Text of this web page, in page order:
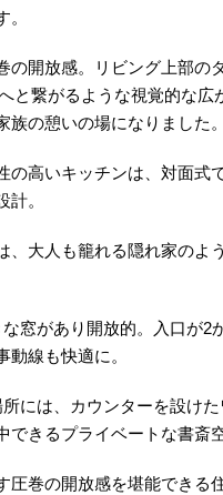
の開放感。リビング上部の
と繋がるような視覚的な
の憩いの場になりました。
の高いキッチンは、対面式
。
、大人も籠れる隠れ家のよ
窓があり開放的。入口が2
動線も快適に。
には、カウンターを設け
できるプライベートな書斎
圧巻の開放感を堪能できる